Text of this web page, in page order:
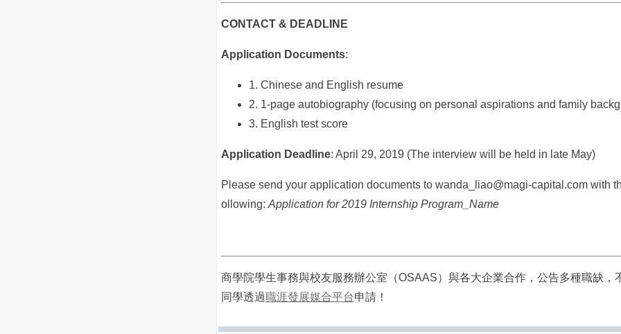
CONTACT & DEADLINE
Application Documents:
1. Chinese and English resume
2. 1‐page autobiography (focusing on personal aspirations and family
3. English test score
Application Deadline: April 29, 2019 (The interview will be held in late May)
Please send your application documents to wanda_liao@magi‐capital.com with
ollowing: Application for 2019 Internship Program_Name
商學院學生事務與校友服務辦公室（OSAAS）與各大企業合作，公告多種職缺，
同學透過職涯發展媒合平台申請！